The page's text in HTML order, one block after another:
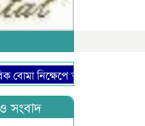
ভয়াল ধ্বংসযজ্ঞ মানবতার
সংবাদ